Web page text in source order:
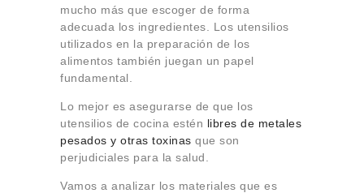
mucho más que escoger de forma
adecuada los ingredientes. Los utensilios
utilizados en la preparación de los
alimentos también juegan un papel
fundamental.
Lo mejor es asegurarse de que los
utensilios de cocina estén libres de metales
pesados y otras toxinas que son
perjudiciales para la salud.
Vamos a analizar los materiales que es